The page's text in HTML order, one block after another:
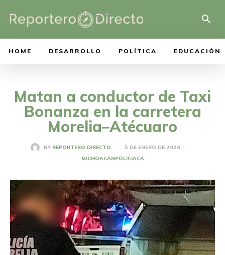
HOME DESARROLLO POLÍTICA EDUCACIÓN
Matan a conductor de Taxi
Bonanza en la carretera
Morelia–Atécuaro
BY REPORTERO DIRECTO
5 DE ENERO DE 2026
MICHOACÁNPOLICIACA